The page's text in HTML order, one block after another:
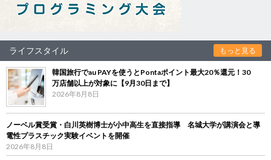
ライフスタイル もっと見る
韓国旅行でau PAYを使うとPontaポイント最大20％還元！30
万店舗以上が対象に【9月30日まで】
2026年8月8日
ノーベル賞受賞・白川英樹博士が小中高生を直接指導 名城大学が講演会と導
電性プラスチック実験イベントを開催
2026年8月8日